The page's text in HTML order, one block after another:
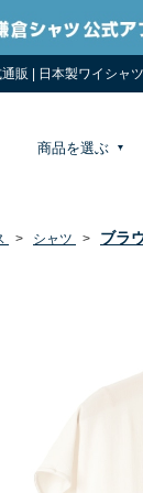
販 | 日本製ワイシャ
商品を選ぶ
> シャツ > ブラ